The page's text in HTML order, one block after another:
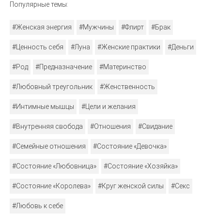
Популярные темы:
#Женская энергия #Мужчины #Флирт #Брак
#Ценность себя #Луна #Женские практики #Деньги
#Род #Предназначение #Материнство
#Любовный треугольник #Женственность
#Интимные мышцы #Цели и желания
#Внутренняя свобода #Отношения #Свидание
#Семейные отношения #Состояние «Девочка»
#Состояние «Любовница» #Состояние «Хозяйка»
#Состояние «Королева» #Круг женской силы #Секс
#Любовь к себе